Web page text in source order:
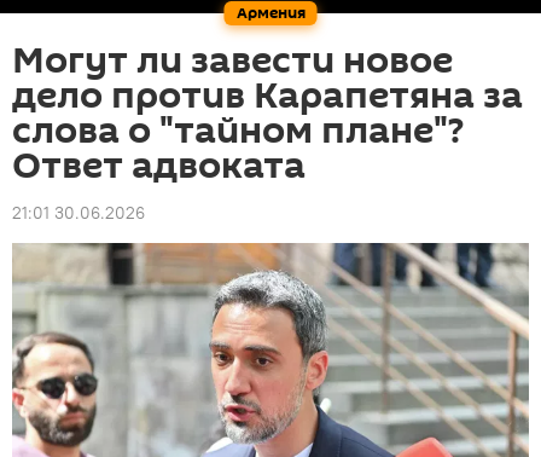
Армения
Могут ли завести новое
дело против Карапетяна за
слова о "тайном плане"?
Ответ адвоката
21:01 30.06.2026